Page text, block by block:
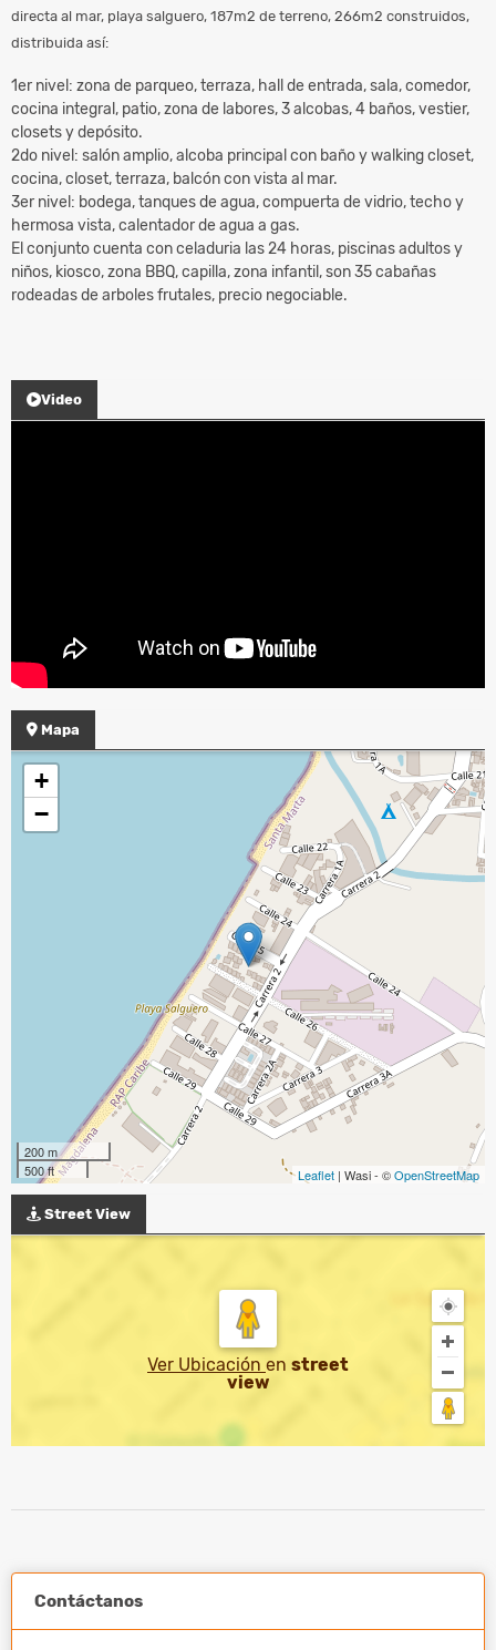
directa al mar, playa salguero, 187m2 de terreno, 266m2 construidos,
distribuida así:
1er nivel: zona de parqueo, terraza, hall de entrada, sala, comedor,
cocina integral, patio, zona de labores, 3 alcobas, 4 baños, vestier,
closets y depósito.
2do nivel: salón amplio, alcoba principal con baño y walking closet,
cocina, closet, terraza, balcón con vista al mar.
3er nivel: bodega, tanques de agua, compuerta de vidrio, techo y
hermosa vista, calentador de agua a gas.
El conjunto cuenta con celaduria las 24 horas, piscinas adultos y
niños, kiosco, zona BBQ, capilla, zona infantil, son 35 cabañas
rodeadas de arboles frutales, precio negociable.
Video
Mapa
+
−
200 m
500 ft
Leaflet | Wasi - ©OpenStreetMap
Street View
Ver Ubicación en street
view
Contáctanos